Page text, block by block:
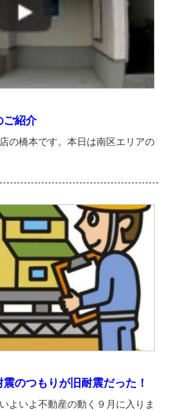
ご紹介
の橋本です。本日は南区エリアの
のつもりが旧耐震だった！
よいよ不動産の動く９月に入りま